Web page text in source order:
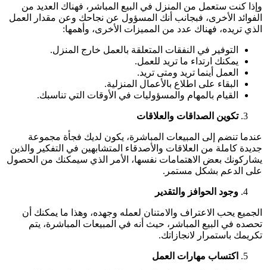
وإذا كنت ستعمل من المنزل في البيع المباشر، فهناك العديد من
الفوائد الأخرى، فبجانب أنك المسؤول عن نجاحك وعن مقدار العمل
الذي تريده، فهناك عدد من المميزات الأخرى، وأهمها:
التوفير في النفقات المتعلقة بالعمل خارج المنزل.
يمكنك ارتداء ما تريد للعمل.
العمل أينما تريد ومتى تريد.
البقاء على اطلاع بالأعمال المنزلية.
القيام بالمهام والمسؤوليات في الأوقات التي تناسبك.
تكوين الصداقات والعلاقات
عندما تنضم إلى المبيعات المباشرة، يكون لديك فجأة مجموعة
جديدة كاملة من العلاقات والأصدقاء المتشابهين في التفكير والذين
يشاركونك بعض الاهتمامات نفسها، الأمر الذي سيمكنك من الحصول
على الدعم بشكل مستمر.
وجود الحوافز والتقدير
الجميع يحب الاعتراف والامتنان لعمله وجهده، وهذا ما يمكنك أن
تحصده في البيع المباشر، حيث أنه في المبيعات المباشرة، يتم
تكريمك باستمرار لانجازاتك.
اكتساب مهارات العمل